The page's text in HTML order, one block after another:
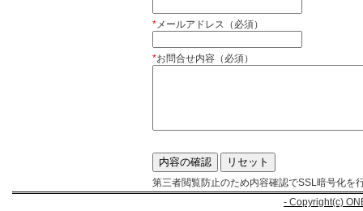
*メールアドレス（必須）
*お問合せ内容（必須）
第三者閲覧防止のため内容確認でSSL暗号化を
- Copyright(c)